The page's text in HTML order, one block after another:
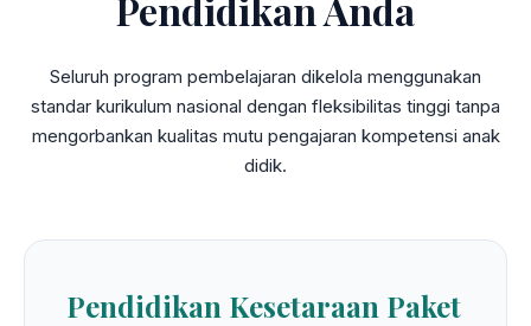
Seluruh program pembelajaran dikelola menggunakan
standar kurikulum nasional dengan fleksibilitas tinggi tanpa
mengorbankan kualitas mutu pengajaran kompetensi anak
didik.
Pendidikan Kesetaraan Paket